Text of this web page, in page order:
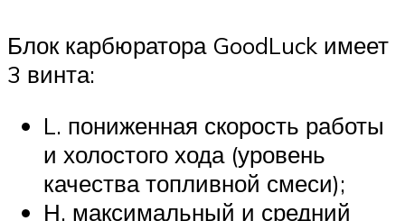
Блок карбюратора GoodLuck имеет
3 винта:
L. пониженная скорость работы
и холостого хода (уровень
качества топливной смеси);
Н. максимальный и средний